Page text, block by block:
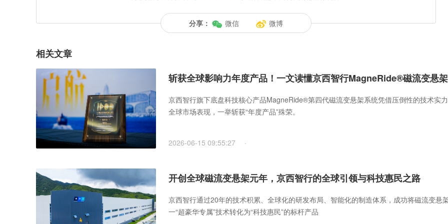
分享： 微信 微博
相关文章
斩获全球影响力年度产品！一文读懂京西智行MagneRide®磁流变悬
进阶之路
京西智行旗下底盘科技核心产品MagneRide®第四代磁流变悬架系统凭借压倒性的技术实
全球市场表现，一举斩获“年度产品”殊荣。
2026-06-15 09:55:27 ·
开创全球磁流变悬架元年，京西智行的全球引领与科技惠民之路
京西智行通过20年的技术积累、全球化的研发布局、智能化的制造体系，成功将磁流变悬
一“超豪华专属”技术转化为“科技惠民”的标杆产品